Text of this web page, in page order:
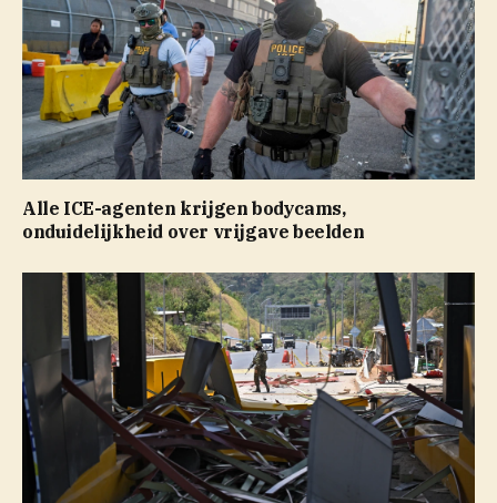
Alle ICE-agenten krijgen bodycams,
onduidelijkheid over vrijgave beelden